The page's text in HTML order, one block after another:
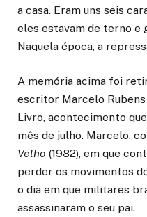
a casa. Eram uns seis
eles estavam de terno e
Naquela época, a
A memória acima foi
escritor Marcelo Rubens
Livro, acontecimento
mês de julho. Marcelo,
Velho (1982), em que
perder os movimentos
o dia em que militares
assassinaram o seu pai.